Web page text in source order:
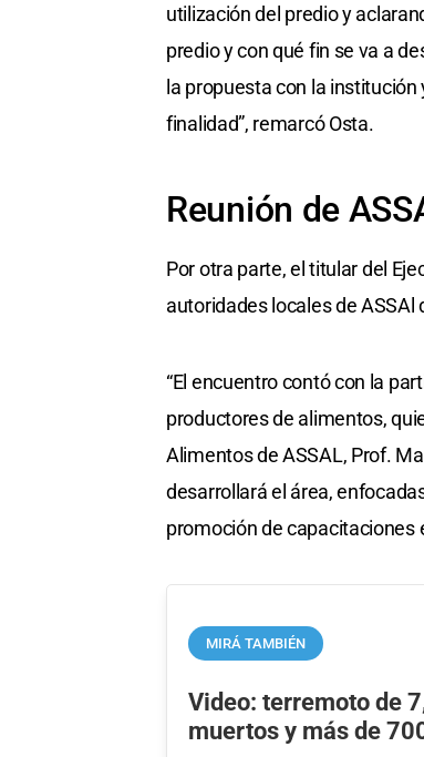
utilización del predio y
predio y con qué fin se va a
la propuesta con la
finalidad”, remarcó Osta.
Reunión de
Por otra parte, el titular del
autoridades locales de ASSAl
“El encuentro contó con la
productores de alimentos,
Alimentos de ASSAL, Prof.
desarrollará el área,
promoción de capacitaciones
MIRÁ TAMBIÉN
Video: terremoto de
muertos y más de